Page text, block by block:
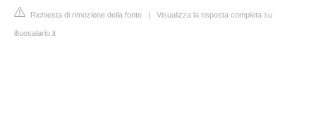
Richiesta di rimozione della fonte | Visualizza la risposta completa su
iltuosalario.it